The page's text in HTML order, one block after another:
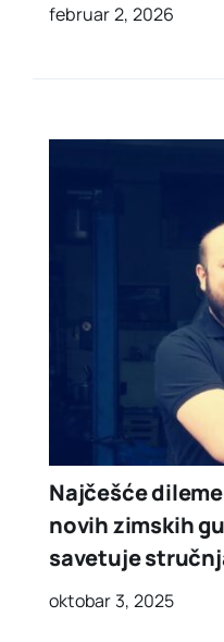
februar 2, 2026
Najčešće
novih zimskih
savetuje
oktobar 3, 2025